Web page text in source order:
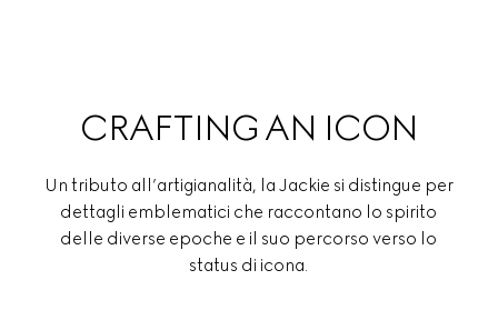
CRAFTING AN ICON
Un tributo all’artigianalità, la Jackie si distingue per
dettagli emblematici che raccontano lo spirito
delle diverse epoche e il suo percorso verso lo
status di icona.